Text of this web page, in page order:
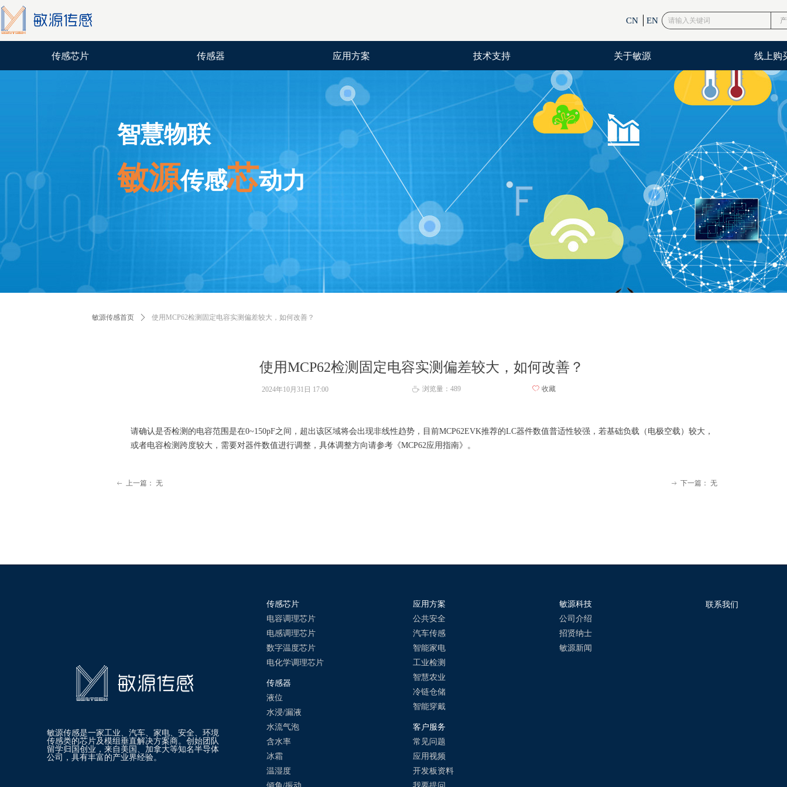
传感芯片 传感器 应用方案 技术支持 关于敏源 线上购
CN EN
使用MCP62检测固定电容实测偏差较大，如何改善？
敏源传感首页 ꄲ 使用MCP62检测固定电容实测偏差较大，如何改善？
请确认是否检测的电容范围是在0~150pF之间，超出该区域将会出现非线性趋势，目前MCP62EVK推荐的LC器件数值普适性较强，若基础负载（电极空载）较大，
或者电容检测跨度较大，需要对器件数值进行调整，具体调整方向请参考《MCP62应用指南》。
2024年10月31日 17:00 ꄘ 浏览量： 489 ꄀ 收藏
ꂃ 上一篇： 无 ꁹ 下一篇： 无
智慧物联
敏源传感芯动力
敏源传感是一家工业、汽车、家电、安全、环境
传感类的芯片及模组垂直解决方案商。创始团队
留学归国创业，来自美国、加拿大等知名半导体
公司，具有丰富的产业界经验。
传感芯片
电容调理芯片
电感调理芯片
数字温度芯片
电化学调理芯片
传感器
液位
水浸/漏液
水流气泡
含水率
冰霜
温湿度
应用方案
公共安全
汽车传感
智能家电
工业检测
智慧农业
冷链仓储
智能穿戴
客户服务
常见问题
应用视频
开发板资料
敏源科技
公司介绍
招贤纳士
敏源新闻
联系我们